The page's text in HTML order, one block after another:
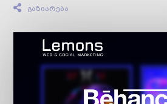
გაზიარება